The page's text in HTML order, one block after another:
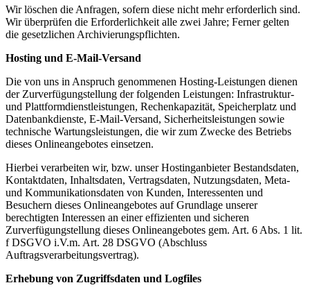
Wir löschen die Anfragen, sofern diese nicht mehr erforderlich sind.
Wir überprüfen die Erforderlichkeit alle zwei Jahre; Ferner gelten
die gesetzlichen Archivierungspflichten.
Hosting und E-Mail-Versand
Die von uns in Anspruch genommenen Hosting-Leistungen dienen
der Zurverfügungstellung der folgenden Leistungen: Infrastruktur-
und Plattformdienstleistungen, Rechenkapazität, Speicherplatz und
Datenbankdienste, E-Mail-Versand, Sicherheitsleistungen sowie
technische Wartungsleistungen, die wir zum Zwecke des Betriebs
dieses Onlineangebotes einsetzen.
Hierbei verarbeiten wir, bzw. unser Hostinganbieter Bestandsdaten,
Kontaktdaten, Inhaltsdaten, Vertragsdaten, Nutzungsdaten, Meta-
und Kommunikationsdaten von Kunden, Interessenten und
Besuchern dieses Onlineangebotes auf Grundlage unserer
berechtigten Interessen an einer effizienten und sicheren
Zurverfügungstellung dieses Onlineangebotes gem. Art. 6 Abs. 1 lit.
f DSGVO i.V.m. Art. 28 DSGVO (Abschluss
Auftragsverarbeitungsvertrag).
Erhebung von Zugriffsdaten und Logfiles